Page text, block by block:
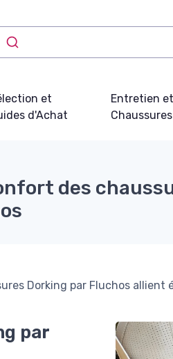
et
d'Achat
Entretien
Chaussures
des
Dorking par Fluchos
par